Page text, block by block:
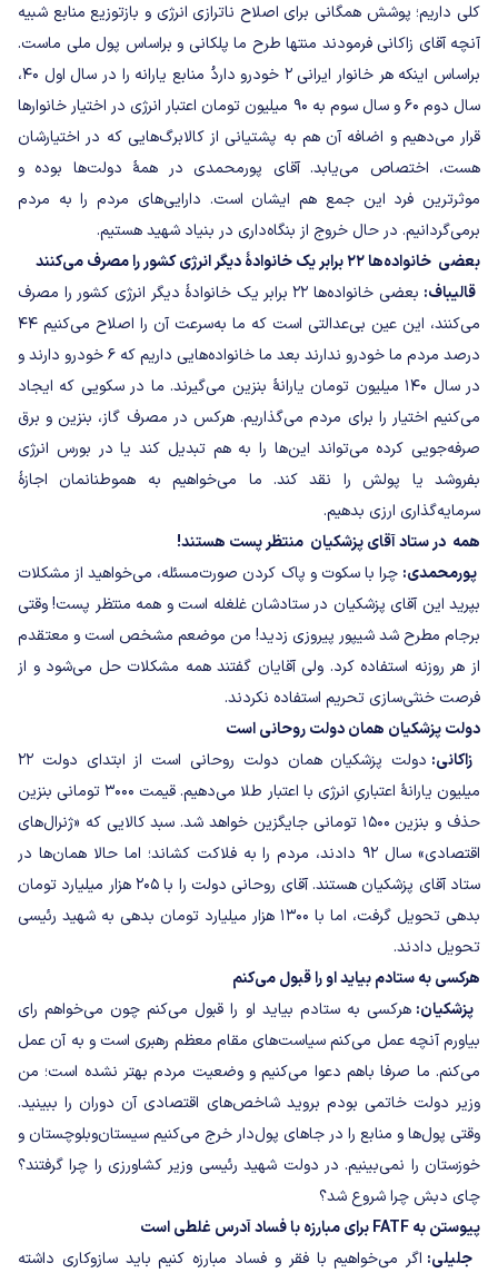
کلی داریم؛ پوشش همگانی برای اصلاح ناترازی انرژی و بازتوزیع منابع شبیه
آنچه آقای زاکانی فرمودند منتها طرح ما پلکانی و براساس پول ملی ماست.
براساس اینکه هر خانوار ایرانی ۲ خودرو داردُ منابع یارانه را در سال اول ۴۰،
سال دوم ۶۰ و سال سوم به ۹۰ میلیون تومان اعتبار انرژی در اختیار خانوارها
قرار می‌دهیم و اضافه آن هم به پشتیانی از کالابرگ‌هایی که در اختیارشان
هست، اختصاص می‌یابد. آقای پورمحمدی در همهٔ دولت‌ها بوده و
موثرترین فرد این جمع هم ایشان است. دارایی‌های مردم را به مردم
برمی‌گردانیم. در حال خروج از بنگاه‌داری در بنیاد شهید هستیم.
بعضی خانواده‌ها ۲۲ برابر یک خانوادۀ دیگر انرژی کشور را مصرف می‌کنند
قالیباف:
بعضی خانواده‌ها ۲۲ برابر یک خانوادۀ دیگر انرژی کشور را مصرف
می‌کنند، این عین بی‌عدالتی است که ما به‌سرعت آن را اصلاح می‌کنیم ۴۴
درصد مردم ما خودرو ندارند بعد ما خانواده‌هایی داریم که ۶ خودرو دارند و
در سال ۱۴۰ میلیون تومان یارانۀ بنزین می‌گیرند. ما در سکویی که ایجاد
می‌کنیم اختیار را برای مردم می‌گذاریم. هرکس در مصرف گاز، بنزین و برق
صرفه‌جویی کرده می‌تواند این‌ها را به هم تبدیل کند یا در بورس انرژی
بفروشد یا پولش را نقد کند. ما می‎‌خواهیم به هموطنانمان اجازۀ
سرمایه‌گذاری ارزی بدهیم.
همه در ستاد آقای پزشکیان منتظر پست هستند!
پورمحمدی: چرا با سکوت و پاک کردن صورت‌مسئله، می‌خواهید از مشکلات
بپرید این آقای پزشکیان در ستادشان غلغله است و همه منتظر پست! وقتی
برجام مطرح شد شیپور پیروزی زدید! من موضعم مشخص است و معتقدم
از هر روزنه استفاده کرد. ولی آقایان گفتند همه مشکلات حل می‌شود و از
فرصت خنثی‌سازی تحریم استفاده نکردند.
دولت پزشکیان همان دولت روحانی است
زاکانی:
دولت پزشکیان همان دولت روحانی است از ابتدای دولت ۲۲
میلیون یارانهٔ اعتباریِ انرژی با اعتبار طلا می‌دهیم. قیمت ۳۰۰۰ تومانی بنزین
حذف و بنزین ۱۵۰۰ تومانی جایگزین خواهد شد. سبد کالایی که «ژنرال‌های
اقتصادی» سال ۹۲ دادند، مردم را به فلاکت کشاند؛ اما حالا همان‌ها در
ستاد آقای پزشکیان هستند. آقای روحانی دولت را با ۲۰۵ هزار میلیارد تومان
بدهی تحویل گرفت، اما با ۱۳۰۰ هزار میلیارد تومان بدهی به شهید رئیسی
تحویل دادند.
هرکسی به ستادم بیاید او را قبول می‌کنم
پزشکیان: هرکسی به ستادم بیاید او را قبول می‌کنم چون می‌خواهم رای
بیاورم آنچه عمل می‌کنم سیاست‌های مقام معظم رهبری است و به آن عمل
می‌کنم. ما صرفا باهم دعوا می‌کنیم و وضعیت مردم بهتر نشده است؛ من
وزیر دولت خاتمی بودم بروید شاخص‌های اقتصادی آن دوران را ببینید.
وقتی پول‌ها و منابع را در جاهای پول‌دار خرج می‎‌کنیم سیستان‌وبلوچستان و
خوزستان را نمی‌بینیم. در دولت شهید رئیسی وزیر کشاورزی را چرا گرفتند؟
چای دبش چرا شروع شد؟
پیوستن به FATF برای مبارزه با فساد آدرس غلطی است
جلیلی: اگر می‌خواهیم با فقر و فساد مبارزه کنیم باید سازوکاری داشته